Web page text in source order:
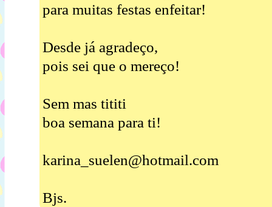
para muitas festas enfeitar!
Desde já agradeço,
pois sei que o mereço!
Sem mas tititi
boa semana para ti!
karina_suelen@hotmail.com
Bjs.